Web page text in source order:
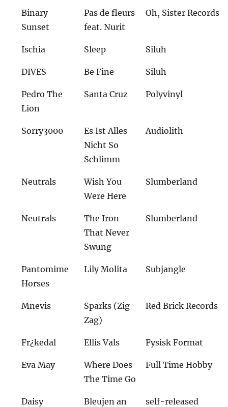
Binary
Sunset
Pas de fleurs
feat. Nurit
Oh, Sister Records
Ischia Sleep Siluh
DIVES Be Fine Siluh
Pedro The
Lion
Santa Cruz Polyvinyl
Sorry3000
Es Ist Alles
Nicht So
Schlimm
Audiolith
Neutrals
Wish You
Were Here
Slumberland
Neutrals
The Iron
That Never
Swung
Slumberland
Pantomime
Horses
Lily Molita Subjangle
Mnevis
Sparks (Zig
Zag)
Red Brick Records
Fr¿kedal Ellis Vals Fysisk Format
Eva May
Where Does
The Time Go
Full Time Hobby
Daisy
Bleujen an
self-released